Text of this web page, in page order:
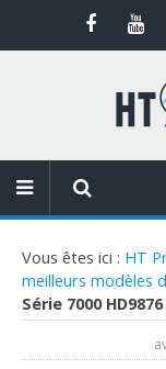
Vous êtes ici : HT
meilleurs modèles
Série 7000 HD9876